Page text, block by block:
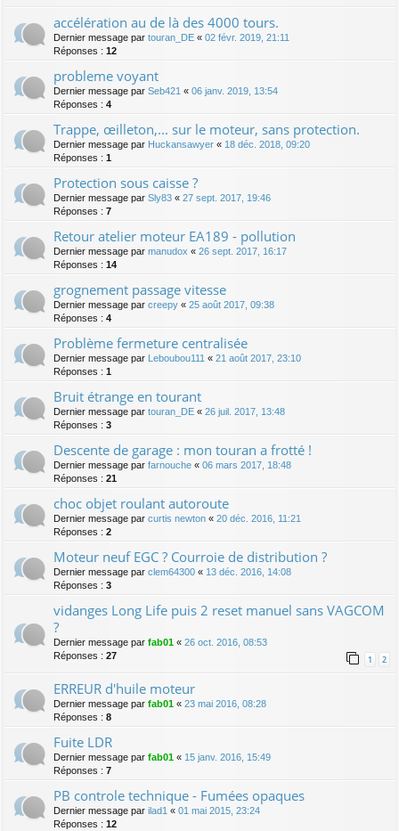
accélération au de là des 4000 tours.
Dernier message par touran_DE « 02 févr. 2019, 21:11
Réponses : 12
probleme voyant
Dernier message par Seb421 « 06 janv. 2019, 13:54
Réponses : 4
Trappe, œilleton,... sur le moteur, sans protection.
Dernier message par Huckansawyer « 18 déc. 2018, 09:20
Réponses : 1
Protection sous caisse ?
Dernier message par Sly83 « 27 sept. 2017, 19:46
Réponses : 7
Retour atelier moteur EA189 - pollution
Dernier message par manudox « 26 sept. 2017, 16:17
Réponses : 14
grognement passage vitesse
Dernier message par creepy « 25 août 2017, 09:38
Réponses : 4
Problème fermeture centralisée
Dernier message par Leboubou111 « 21 août 2017, 23:10
Réponses : 1
Bruit étrange en tourant
Dernier message par touran_DE « 26 juil. 2017, 13:48
Réponses : 3
Descente de garage : mon touran a frotté !
Dernier message par farnouche « 06 mars 2017, 18:48
Réponses : 21
choc objet roulant autoroute
Dernier message par curtis newton « 20 déc. 2016, 11:21
Réponses : 2
Moteur neuf EGC ? Courroie de distribution ?
Dernier message par clem64300 « 13 déc. 2016, 14:08
Réponses : 3
vidanges Long Life puis 2 reset manuel sans VAGCOM
?
Dernier message par fab01 « 26 oct. 2016, 08:53
Réponses : 27 1 2
ERREUR d'huile moteur
Dernier message par fab01 « 23 mai 2016, 08:28
Réponses : 8
Fuite LDR
Dernier message par fab01 « 15 janv. 2016, 15:49
Réponses : 7
PB controle technique - Fumées opaques
Dernier message par ilad1 « 01 mai 2015, 23:24
Réponses : 12